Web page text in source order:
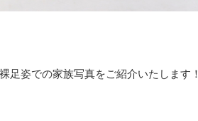
足姿での家族写真をご紹介いたします！